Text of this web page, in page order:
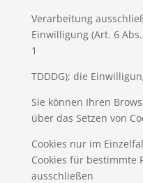
Verarbeitung
Einwilligung (Art. 6
1
TDDDG); die
Sie können Ihren
über das Setzen von
Cookies nur im
Cookies für bestimmte
ausschließen